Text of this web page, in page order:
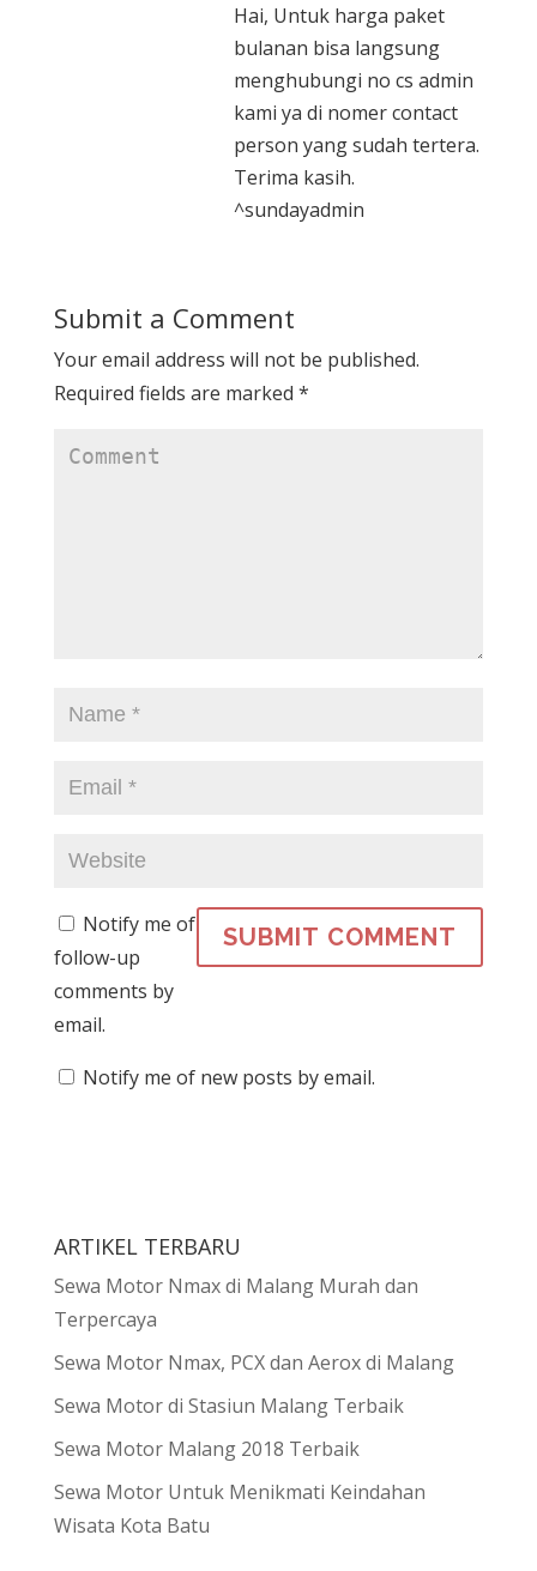
Hai, Untuk harga paket
bulanan bisa langsung
menghubungi no cs admin
kami ya di nomer contact
person yang sudah tertera.
Terima kasih.
^sundayadmin
Submit a Comment
Your email address will not be published.
Required fields are marked *
Notify me of
follow-up
comments by
email.
Notify me of new posts by email.
ARTIKEL TERBARU
Sewa Motor Nmax di Malang Murah dan
Terpercaya
Sewa Motor Nmax, PCX dan Aerox di Malang
Sewa Motor di Stasiun Malang Terbaik
Sewa Motor Malang 2018 Terbaik
Sewa Motor Untuk Menikmati Keindahan
Wisata Kota Batu